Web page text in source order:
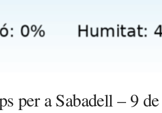
per a Sabadell – 9